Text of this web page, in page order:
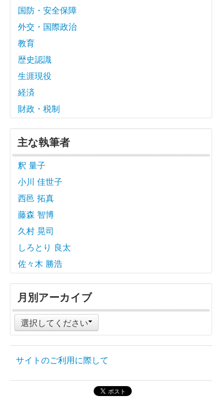
国防・安全保障
外交・国際政治
教育
歴史認識
生涯現役
経済
財政・税制
主な執筆者
釈 量子
小川 佳世子
西邑 拓真
藤森 智博
久村 晃司
しろとり 良太
佐々木 勝浩
月別アーカイブ
選択してください
サイトのご利用に際して